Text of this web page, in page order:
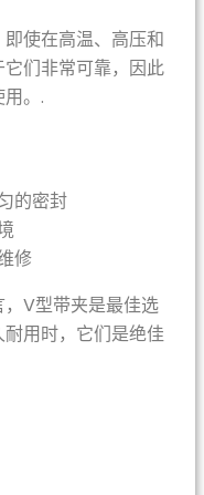
使在高温、高压和
们非常可靠，因此
。.
的密封
修
V型带夹是最佳选
用时，它们是绝佳